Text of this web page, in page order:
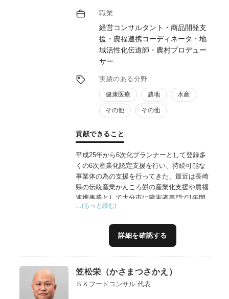
職業
経営コンサルタント・商品開発支
援・農福連携コーディネータ・地
域活性化伝道師・農村プロデュー
サー
実績のある分野
健康医療 農地 水産
その他 その他
貢献できること
平成25年から6次化プランナーとして登録多
くの6次産業化認定支援を行い、持続可能な
事業体の為の支援を行ってきた、最近は長崎
県の伝統産業かんころ餅の産業化支援や農福
連携事業として大分市に障害者専門で1年間
学べる農業系就農技術支援施設開設の支援や
源から有効成分（特許出願中）を抽出し商品
化の支援,地域資源を活用した農家レストラ
…(もっと読む)
詳細を確認する
笠松栄（かさまつさかえ）
ＳＫフードコンサル 代表